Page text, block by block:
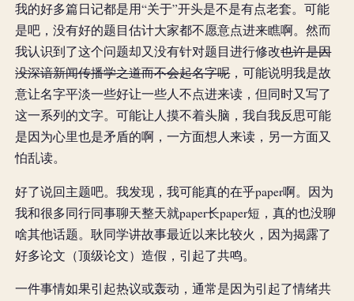
我的好多篇日记都是用“关于”开头是不是有点老套。可能
是吧，没有好的题目估计大家都不愿意点进来瞧啊。然而
我认识到了这个问题却又没有针对题目进行修改也许是因
没深谙新闻传播学之道而不会起名字呢，可能说明我是故
意让名字平淡一些好让一些人不点进来读，但同时又写了
这一系列的文字。可能让人摸不着头脑，我自我反思可能
是因为心里也是矛盾的啊，一方面想人来读，另一方面又
怕乱读。
好了说回主题吧。我发现，我可能真的在乎paper啊。因为
我和很多同行同事聊天整天就paper长paper短，真的也没聊
啥其他话题。耿同学讲故事最近以来比较火，因为揭露了
好多论文（顶级论文）造假，引起了共鸣。
一件事情如果引起热议或轰动，通常是因为引起了情绪共